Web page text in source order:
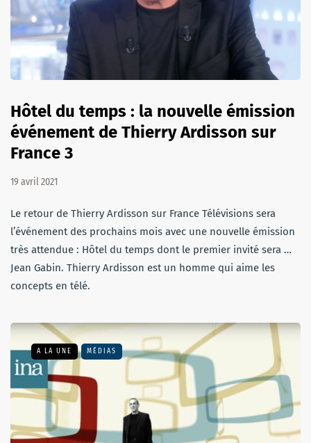
Hôtel du temps : la nouvelle émission
événement de Thierry Ardisson sur
France 3
19 avril 2021
Le retour de Thierry Ardisson sur France Télévisions sera
l’événement des prochains mois avec une nouvelle émission
très attendue : Hôtel du temps dont le premier invité sera …
Jean Gabin. Thierry Ardisson est un homme qui aime les
concepts en télé.
A LA UNE MÉDIAS